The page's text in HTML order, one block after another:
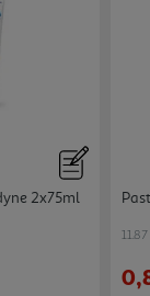
2x75ml